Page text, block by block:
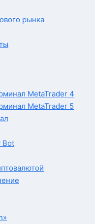
рынка
MetaTrader 4
MetaTrader 5
Bot